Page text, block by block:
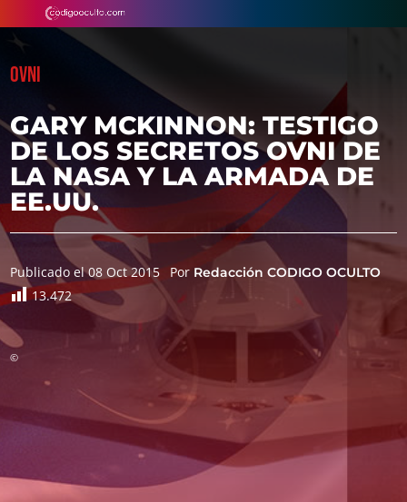
OVNI
GARY MCKINNON: TESTIGO
DE LOS SECRETOS OVNI DE
LA NASA Y LA ARMADA DE
EE.UU.
Publicado el 08 Oct 2015 Por Redacción CODIGO OCULTO
13.472
©